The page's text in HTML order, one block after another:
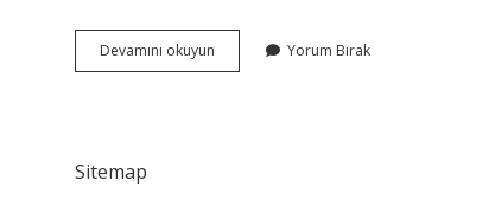
Devamını okuyun
Yıllık
Yorum Bırak
Sitemap